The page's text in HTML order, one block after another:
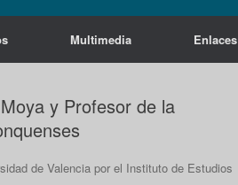
Multimedia Enlaces
y Profesor de la
de Valencia por el Instituto de Estudios